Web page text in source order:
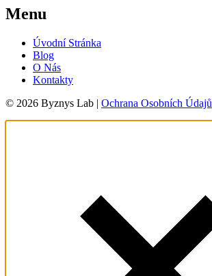
Menu
Úvodní Stránka
Blog
O Nás
Kontakty
© 2026 Byznys Lab | Ochrana Osobních Údajů